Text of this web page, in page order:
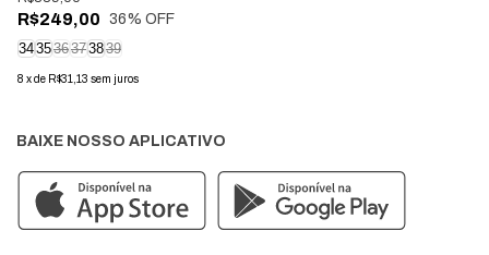
R$249,00 36% OFF
343536373839
8 xde R$31,13 sem juros
BAIXE NOSSO APLICATIVO